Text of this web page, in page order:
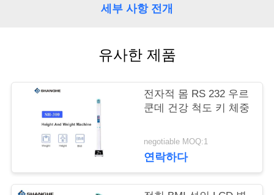
관
세부 사항 전개
유사한 제품
전자적 몸 RS 232 우르
쿤데 건강 척도 키 체중
negotiable MOQ:1
연락하다